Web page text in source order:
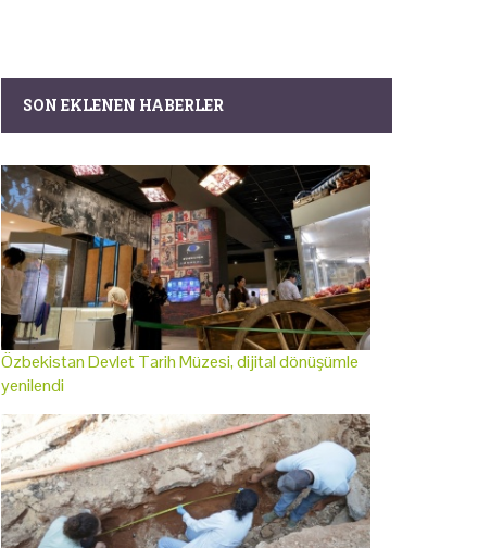
SON EKLENEN HABERLER
Özbekistan Devlet Tarih Müzesi, dijital dönüşümle
yenilendi